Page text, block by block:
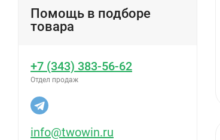
Помощь в подборе
товара
+7 (343) 383-56-62
Отдел продаж
info@twowin.ru